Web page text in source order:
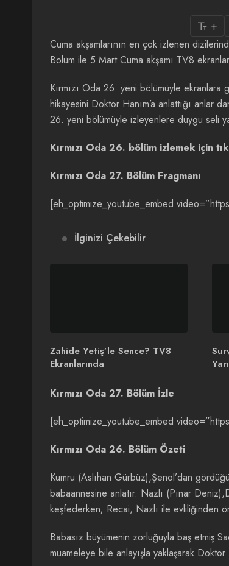
+
Cuma akşamlarının en çok izlenen
Bölüm ile 5 Mart Cuma akşamı TV8
Kırmızı Oda 26. yeni bölümüyle
hikayesini Doktor Hanım’a anlattığı anlar
26. yeni bölümüyle izleyenlere duygu seli
Kırmızı Oda 26. bölüm izlemek için
Kırmızı Oda 27. Bölüm Fragmanı
[eh_optimize_youtube_embed
İlginizi Çekebilir
Zahide Yetiş’le Sence? TV8
Ekranlarında
Kırmızı Oda 27. Bölüm İzle
[eh_optimize_youtube_embed
Kırmızı Oda 26. Bölüm Özeti
Kumru (Aslıhan Gürbüz),Şenol’dan
babaannesine anlatır. Nazlı (Pınar
keşfederken; Recai, Nazlı ile evliliğinden
Babasız büyümenin zorluğuyla baş etmiş
muameleye bile anlayışla yaklaşarak Doktor